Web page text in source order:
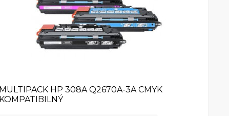
MULTIPACK HP 308A Q2670A-3A CMYK
KOMPATIBILNÝ